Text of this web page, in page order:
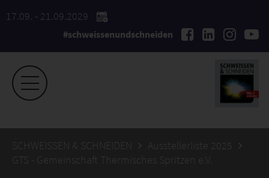
17.09. - 21.09.2029
#schweissenundschneiden
SCHWEISSEN & SCHNEIDEN
Ausstellerliste 2025
GTS - Gemeinschaft Thermisches Spritzen e.V.